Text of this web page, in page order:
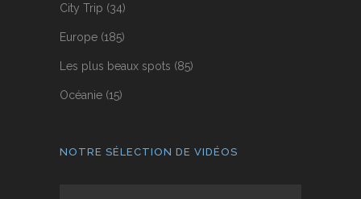
City Trip (34)
Europe (185)
Les plus beaux spots (85)
Océanie (15)
NOTRE SÉLECTION DE VIDÉOS